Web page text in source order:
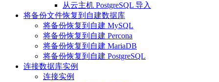
从云主机 PostgreSQL 导入
将备份文件恢复到自建数据库
将备份恢复到自建 MySQL
将备份恢复到自建 Percona
将备份恢复到自建 MariaDB
将备份恢复到自建 PostgreSQL
连接数据库实例
连接实例